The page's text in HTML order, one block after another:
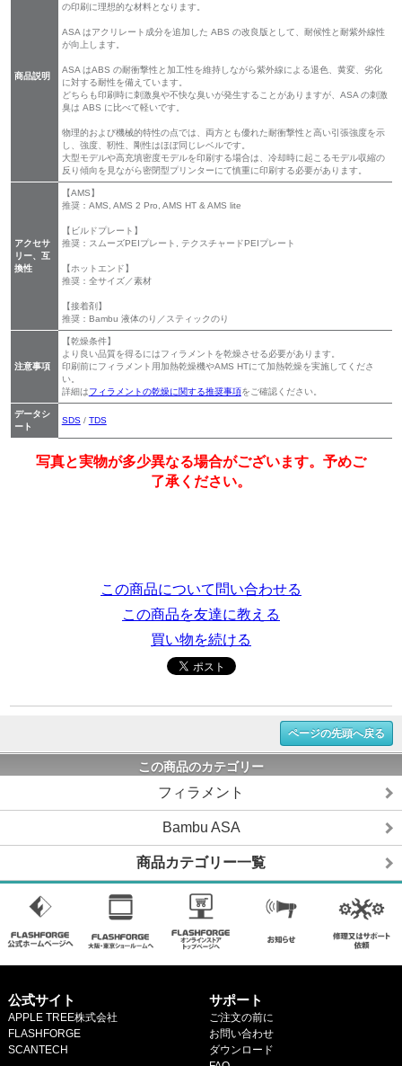
商品説明
の印刷に理想的な材料となります。
ASA はアクリレート成分を追加した ABS の改良版として、耐候性と耐紫外線性
が向上します。
ASA はABS の耐衝撃性と加工性を維持しながら紫外線による退色、黄変、劣化
に対する耐性を備えています。
どちらも印刷時に刺激臭や不快な臭いが発生することがありますが、ASA の刺激
臭は ABS に比べて軽いです。
物理的および機械的特性の点では、両方とも優れた耐衝撃性と高い引張強度を示
し、強度、靭性、剛性はほぼ同じレベルです。
大型モデルや高充填密度モデルを印刷する場合は、冷却時に起こるモデル収縮の
反り傾向を見ながら密閉型プリンターにて慎重に印刷する必要があります。
アクセサ
リー、互
換性
【AMS】
推奨：AMS, AMS 2 Pro, AMS HT & AMS lite
【ビルドプレート】
推奨：スムーズPEIプレート, テクスチャードPEIプレート
【ホットエンド】
推奨：全サイズ／素材
【接着剤】
推奨：Bambu 液体のり／スティックのり
注意事項
【乾燥条件】
より良い品質を得るにはフィラメントを乾燥させる必要があります。
印刷前にフィラメント用加熱乾燥機やAMS HTにて加熱乾燥を実施してくださ
い。
詳細はフィラメントの乾燥に関する推奨事項をご確認ください。
データシ
ート
SDS/ TDS
写真と実物が多少異なる場合がございます。予めご
了承ください。
この商品について問い合わせる
この商品を友達に教える
買い物を続ける
ページの先頭へ戻る
この商品のカテゴリー
フィラメント
Bambu ASA
商品カテゴリー一覧
公式サイト
APPLE TREE株式会社
FLASHFORGE
SCANTECH
サポート
ご注文の前に
お問い合わせ
ダウンロード